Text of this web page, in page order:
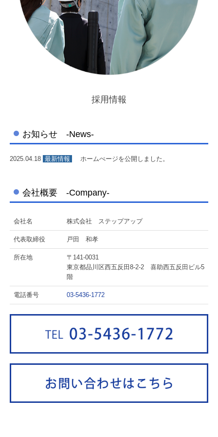
採用情報
お知らせ -News-
2025.04.18 最新情報 ホームぺージを公開しました。
会社概要 -Company-
会社名 株式会社 ステップアップ
代表取締役 戸田 和孝
所在地
〒141-0031
東京都品川区西五反田8-2-2 喜助西五反田ビル5
階
電話番号 03-5436-1772